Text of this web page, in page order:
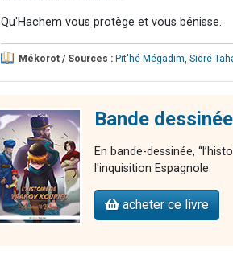
Qu'Hachem vous protège et vous bénisse.
Mékorot / Sources : Pit'hé Mégadim Sidré
Bande
En bande-dessinée,
l'inquisition Espagnole.
acheter ce livre